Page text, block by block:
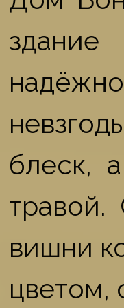
здание
блеск,
травой.
вишни
цветом,